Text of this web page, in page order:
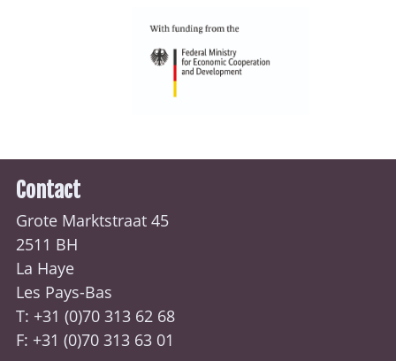
Contact
Grote Marktstraat 45
2511 BH
La Haye
Les Pays-Bas
T: +31 (0)70 313 62 68
F: +31 (0)70 313 63 01